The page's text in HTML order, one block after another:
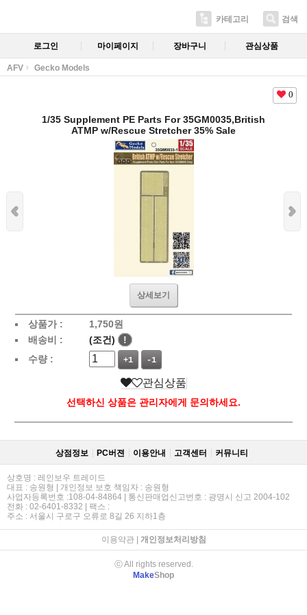
카테고리 검색
로그인 마이페이지 장바구니 관심상품
AFV Gecko Models
0
1/35 Supplement PE Parts For 35GM0035,British
ATMP w/Rescue Stretcher 35% Sale
상세보기
상품가 : 1,750원
배송비 :
(조건)
!
수량 :
+1 -1
관심상품
선택하신 상품은 관리자에게 문의하세요.
상점정보 PC버젼 이용안내 고객센터 커뮤니티
상호명 : 레인보우 트레이드
대표 : 송원형 | 개인정보 보호 책임자 : 송원형
사업자등록번호 :108-04-84864 | 통신판매업신고번호 : 광명시 신고 2004-102
전화 : 02-6401-8332 | 팩스 :
주소 : 서울시 구로구 오류로 8길 26 지하1층
이용약관| 개인정보처리방침
ⓒ All rights reserved.
MakeShop